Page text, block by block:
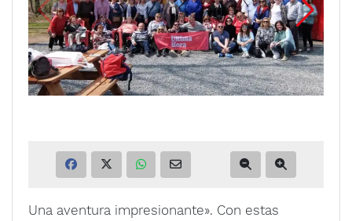
Una aventura impresionante». Con estas